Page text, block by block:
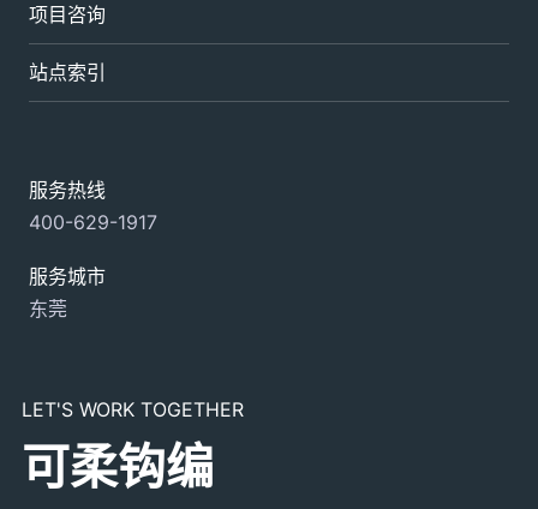
项目咨询
站点索引
服务热线
400-629-1917
服务城市
东莞
LET'S WORK TOGETHER
可柔钩编